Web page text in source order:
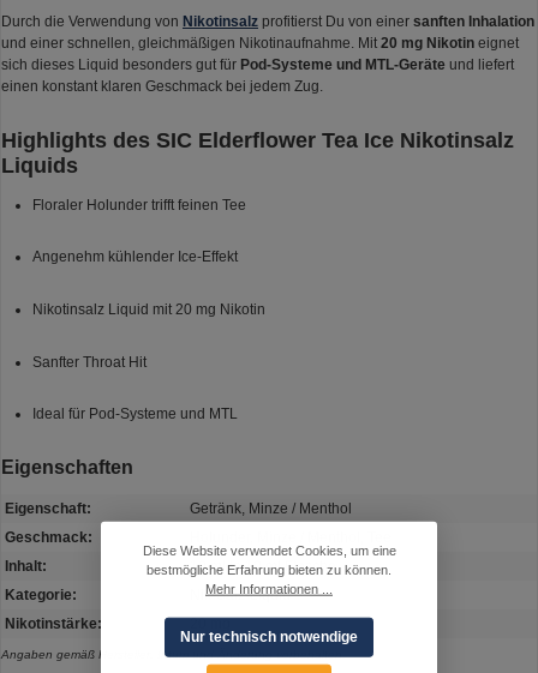
Durch die Verwendung von Nikotinsalz profitierst Du von einer sanften Inhalation
und einer schnellen, gleichmäßigen Nikotinaufnahme. Mit 20 mg Nikotin eignet
sich dieses Liquid besonders gut für Pod-Systeme und MTL-Geräte und liefert
einen konstant klaren Geschmack bei jedem Zug.
Highlights des SIC Elderflower Tea Ice Nikotinsalz
Liquids
Floraler Holunder trifft feinen Tee
Angenehm kühlender Ice-Effekt
Nikotinsalz Liquid mit 20 mg Nikotin
Sanfter Throat Hit
Ideal für Pod-Systeme und MTL
Eigenschaften
Eigenschaft:
Getränk, Minze / Menthol
Geschmack:
Inhalt:
10 ml in 10 ml Flasche
Kategorie:
Nik-Salz-Liquid
Nikotinstärke:
20 mg
Angaben gemäß Hersteller. Irrtum und Änderung vorbehalten.
Diese Website verwendet Cookies, um eine
bestmögliche Erfahrung bieten zu können.
Mehr Informationen ...
Nur technisch notwendige